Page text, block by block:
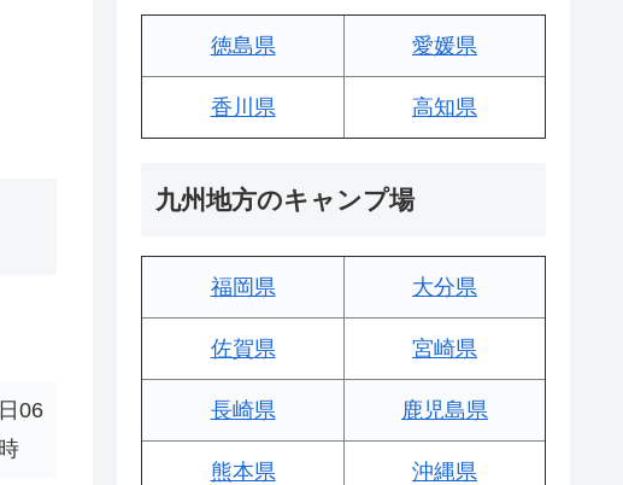
06
時
徳島県 愛媛県
香川県 高知県
九州地方のキャンプ場
福岡県 大分県
佐賀県 宮崎県
長崎県 鹿児島県
熊本県 沖縄県